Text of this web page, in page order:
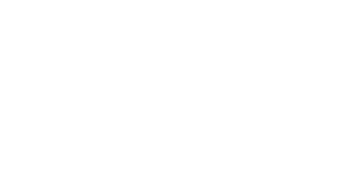
carton correct de
et peut se porter aisément.Quelques fines
des gants pour le montage.Placer les
ou neutralisées par l'assemblage (zone contact